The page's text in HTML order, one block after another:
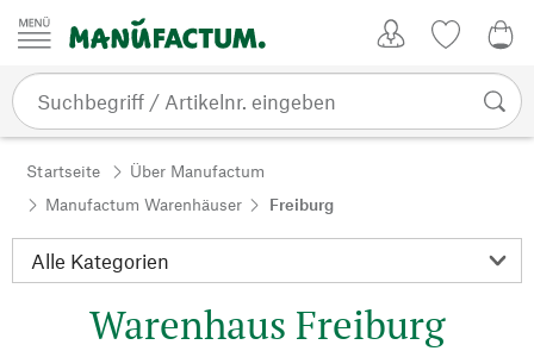
Zum Inhalt springen
Startseite
Über Manufactum
Manufactum Warenhäuser
Freiburg
Warenhaus Freiburg